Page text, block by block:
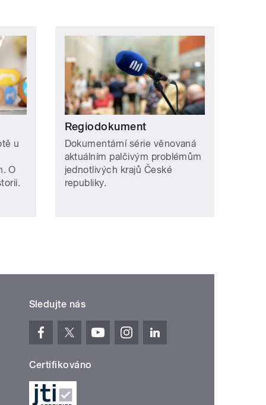
u
O
Regiodokument
Dokumentární série věnovaná
aktuálním palčivým problémům
jednotlivých krajů České
republiky.
Sledujte nás
Certifikováno